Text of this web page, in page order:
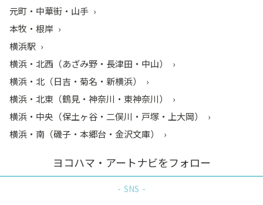
元町・中華街・山手
本牧・根岸
横浜駅
横浜・北西（あざみ野・長津田・中山）
横浜・北（日吉・菊名・新横浜）
横浜・北東（鶴見・神奈川・東神奈川）
横浜・中央（保土ヶ谷・二俣川・戸塚・上大岡）
横浜・南（磯子・本郷台・金沢文庫）
ヨコハマ・アートナビをフォロー
SNS